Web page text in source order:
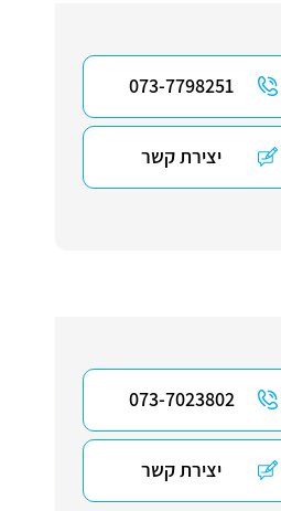
073-7798251
יצירת קשר
073-7023802
יצירת קשר